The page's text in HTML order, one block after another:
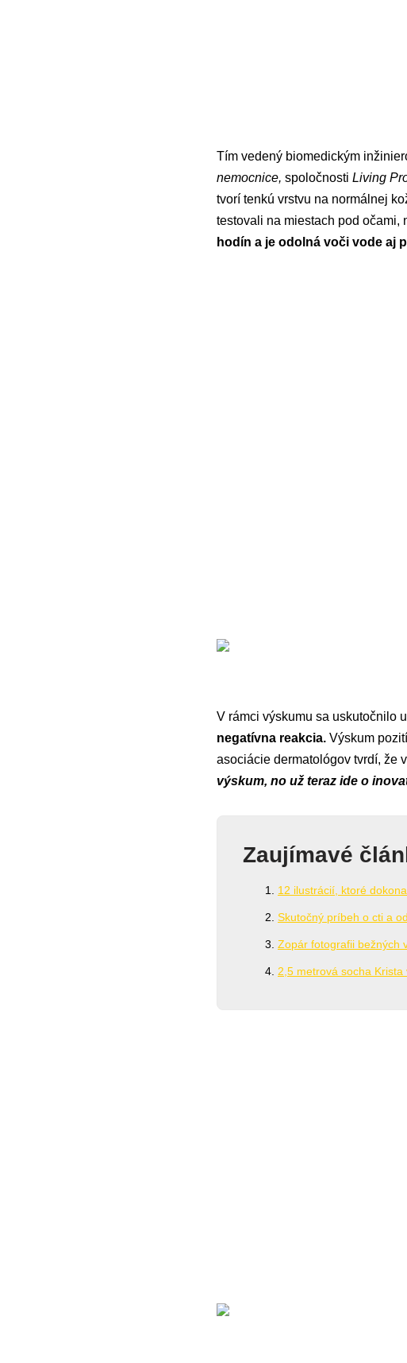
Tím vedený biomedickým
nemocnice, spoločnosti Living
tvorí tenkú vrstvu na normálnej
testovali na miestach pod očami,
hodín a je odolná voči vode aj
V rámci výskumu sa uskutočnilo
negatívna reakcia. Výskum
asociácie dermatológov tvrdí, že
výskum, no už teraz ide o
Zaujímavé
12 ilustrácií, ktoré
Skutočný príbeh o cti a
Zopár fotografii bežných
2,5 metrová socha